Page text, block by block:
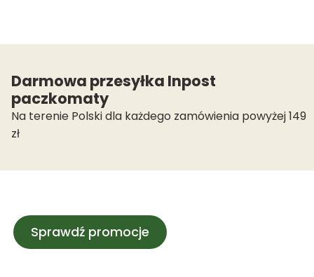
Darmowa przesyłka Inpost
paczkomaty
Na terenie Polski dla każdego zamówienia powyżej 149
zł
Sprawdź promocje